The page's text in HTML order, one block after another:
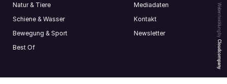
Webentwicklung by
Cloudcompany
Natur & Tiere
Schiene & Wasser
Bewegung & Sport
Best Of
Mediadaten
Kontakt
Newsletter